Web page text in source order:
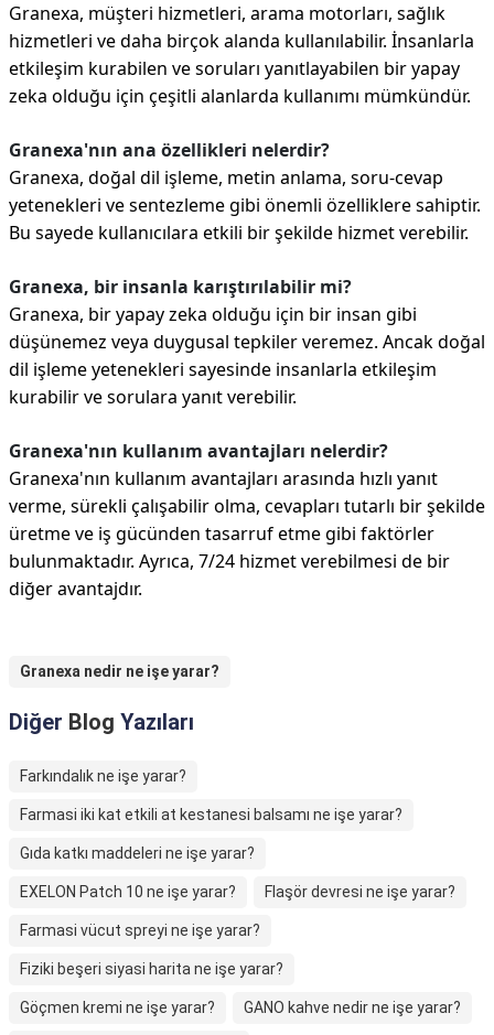
Granexa, müşteri hizmetleri, arama motorları, sağlık
hizmetleri ve daha birçok alanda kullanılabilir. İnsanlarla
etkileşim kurabilen ve soruları yanıtlayabilen bir yapay
zeka olduğu için çeşitli alanlarda kullanımı mümkündür.
Granexa'nın ana özellikleri nelerdir?
Granexa, doğal dil işleme, metin anlama, soru-cevap
yetenekleri ve sentezleme gibi önemli özelliklere sahiptir.
Bu sayede kullanıcılara etkili bir şekilde hizmet verebilir.
Granexa, bir insanla karıştırılabilir mi?
Granexa, bir yapay zeka olduğu için bir insan gibi
düşünemez veya duygusal tepkiler veremez. Ancak doğal
dil işleme yetenekleri sayesinde insanlarla etkileşim
kurabilir ve sorulara yanıt verebilir.
Granexa'nın kullanım avantajları nelerdir?
Granexa'nın kullanım avantajları arasında hızlı yanıt
verme, sürekli çalışabilir olma, cevapları tutarlı bir şekilde
üretme ve iş gücünden tasarruf etme gibi faktörler
bulunmaktadır. Ayrıca, 7/24 hizmet verebilmesi de bir
diğer avantajdır.
Granexa nedir ne işe yarar?
Diğer Blog Yazıları
Farkındalık ne işe yarar?
Farmasi iki kat etkili at kestanesi balsamı ne işe yarar?
Gıda katkı maddeleri ne işe yarar?
EXELON Patch 10 ne işe yarar? Flaşör devresi ne işe yarar?
Farmasi vücut spreyi ne işe yarar?
Fiziki beşeri siyasi harita ne işe yarar?
Göçmen kremi ne işe yarar? GANO kahve nedir ne işe yarar?